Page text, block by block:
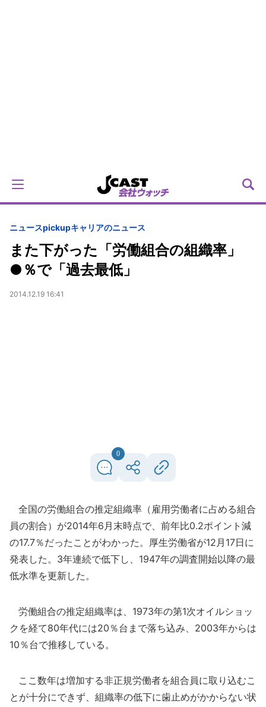
ニュースpickupキャリアのニュース
また下がった「労働組合の組織率」
●％で「過去最低」
2014.12.19 16:41
0
全国の労働組合の推定組織率（雇用労働者に占める組合
員の割合）が2014年6月末時点で、前年比0.2ポイント減
の17.7％だったことがわかった。厚生労働省が12月17日に
発表した。3年連続で低下し、1947年の調査開始以降の最
低水準を更新した。
労働組合の推定組織率は、1973年の第1次オイルショッ
クを経て80年代には20％台まで落ち込み、2003年からは
10％台で推移している。
ここ数年は増加する非正規労働者を組合員に取り込むこ
とが十分にできず、組織率の低下に歯止めがかからない状